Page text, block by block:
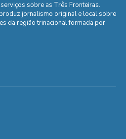
sobre as Três Fronteiras.
jornalismo original e local sobre
da região trinacional formada por